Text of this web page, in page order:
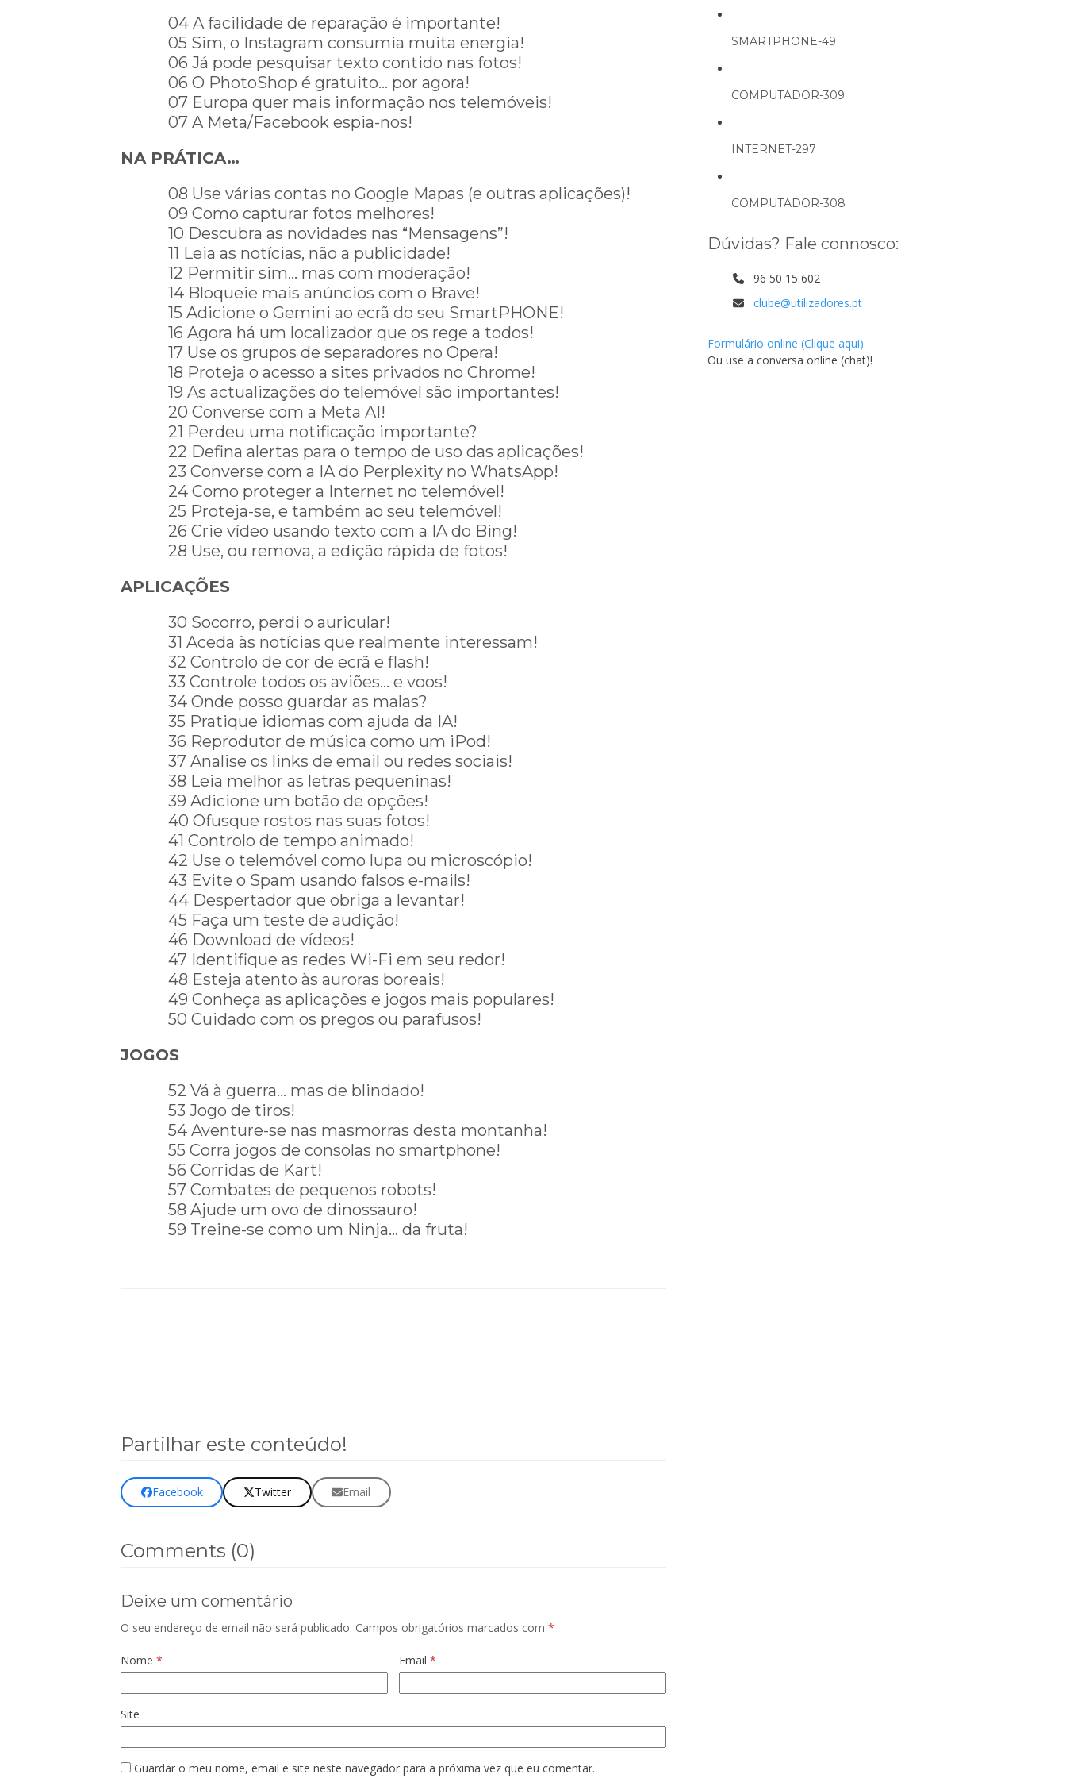
04 A facilidade de reparação é importante!
05 Sim, o Instagram consumia muita energia!
06 Já pode pesquisar texto contido nas fotos!
06 O PhotoShop é gratuito… por agora!
07 Europa quer mais informação nos telemóveis!
07 A Meta/Facebook espia-nos!
NA PRÁTICA…
08 Use várias contas no Google Mapas (e outras aplicações)!
09 Como capturar fotos melhores!
10 Descubra as novidades nas “Mensagens”!
11 Leia as notícias, não a publicidade!
12 Permitir sim… mas com moderação!
14 Bloqueie mais anúncios com o Brave!
15 Adicione o Gemini ao ecrã do seu SmartPHONE!
16 Agora há um localizador que os rege a todos!
17 Use os grupos de separadores no Opera!
18 Proteja o acesso a sites privados no Chrome!
19 As actualizações do telemóvel são importantes!
20 Converse com a Meta AI!
21 Perdeu uma notificação importante?
22 Defina alertas para o tempo de uso das aplicações!
23 Converse com a IA do Perplexity no WhatsApp!
24 Como proteger a Internet no telemóvel!
25 Proteja-se, e também ao seu telemóvel!
26 Crie vídeo usando texto com a IA do Bing!
28 Use, ou remova, a edição rápida de fotos!
APLICAÇÕES
30 Socorro, perdi o auricular!
31 Aceda às notícias que realmente interessam!
32 Controlo de cor de ecrã e flash!
33 Controle todos os aviões… e voos!
34 Onde posso guardar as malas?
35 Pratique idiomas com ajuda da IA!
36 Reprodutor de música como um iPod!
37 Analise os links de email ou redes sociais!
38 Leia melhor as letras pequeninas!
39 Adicione um botão de opções!
40 Ofusque rostos nas suas fotos!
41 Controlo de tempo animado!
42 Use o telemóvel como lupa ou microscópio!
43 Evite o Spam usando falsos e-mails!
44 Despertador que obriga a levantar!
45 Faça um teste de audição!
46 Download de vídeos!
47 Identifique as redes Wi-Fi em seu redor!
48 Esteja atento às auroras boreais!
49 Conheça as aplicações e jogos mais populares!
50 Cuidado com os pregos ou parafusos!
JOGOS
52 Vá à guerra… mas de blindado!
53 Jogo de tiros!
54 Aventure-se nas masmorras desta montanha!
55 Corra jogos de consolas no smartphone!
56 Corridas de Kart!
57 Combates de pequenos robots!
58 Ajude um ovo de dinossauro!
59 Treine-se como um Ninja… da fruta!
Partilhar este conteúdo!
Facebook Twitter Email
Comments (0)
Deixe um comentário
O seu endereço de email não será publicado. Campos obrigatórios marcados com *
Nome * Email *
Site
Guardar o meu nome, email e site neste navegador para a próxima vez que eu comentar.
SMARTPHONE-49
COMPUTADOR-309
INTERNET-297
COMPUTADOR-308
Dúvidas? Fale connosco:
96 50 15 602
clube@utilizadores.pt
Formulário online (Clique aqui)
Ou use a conversa online (chat)!